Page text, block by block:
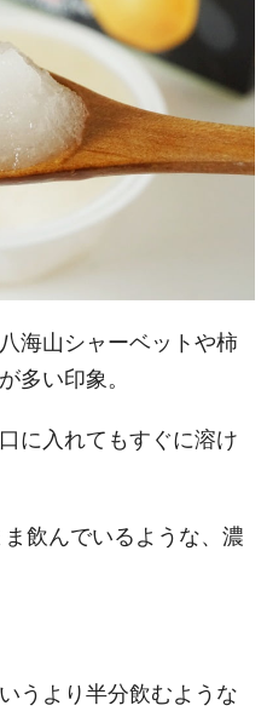
海山シャーベットや柿
多い印象。
に入れてもすぐに溶け
飲んでいるような、濃
うより半分飲むような